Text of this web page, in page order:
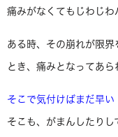
痛みがなくてもじわじわ
ある時、その崩れが限
とき、痛みとなってあら
そこで気付けばまだ早い
そこも、がまんしたり